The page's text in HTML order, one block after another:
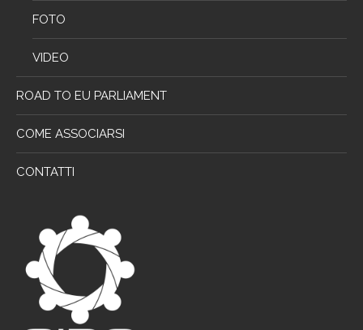
FOTO
VIDEO
ROAD TO EU PARLIAMENT
COME ASSOCIARSI
CONTATTI